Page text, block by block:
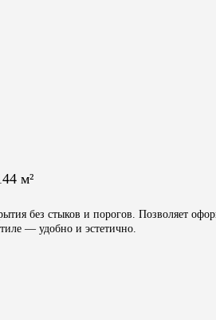
м²
без стыков и порогов. Позволяет
— удобно и эстетично.